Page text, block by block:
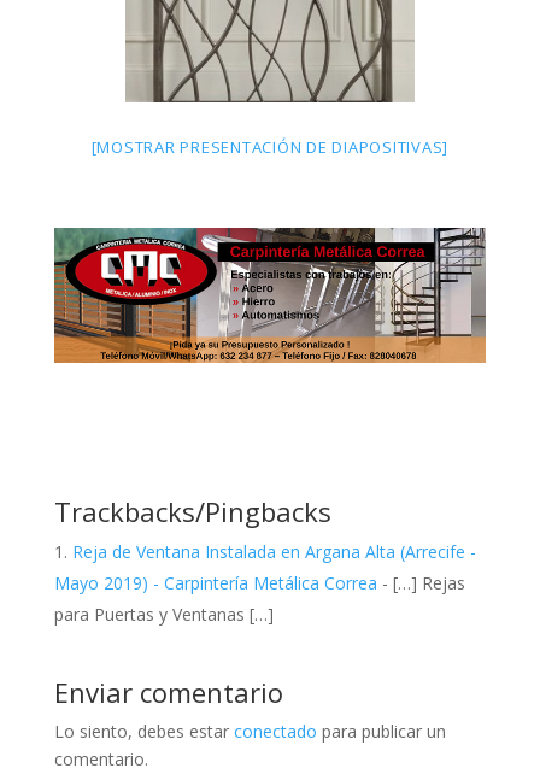
[MOSTRAR PRESENTACIÓN DE DIAPOSITIVAS]
Trackbacks/Pingbacks
Reja de Ventana Instalada en Argana Alta (Arrecife -
Mayo 2019) - Carpintería Metálica Correa - […] Rejas
para Puertas y Ventanas […]
Enviar comentario
Lo siento, debes estar conectado para publicar un
comentario.